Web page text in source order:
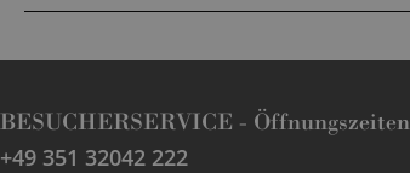
BESUCHERSERVICE - Öffnungszeiten
+49 351 32042 222